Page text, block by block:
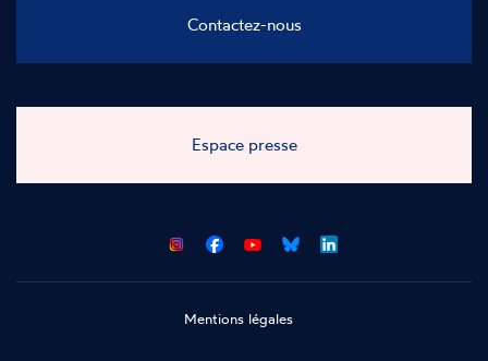
Contactez-nous
Espace presse
CNCDHCNCDHCNCDHCNCDH
Mentions légales